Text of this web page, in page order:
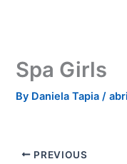
Spa Girls
By Daniela Tapia/
PREVIOUS